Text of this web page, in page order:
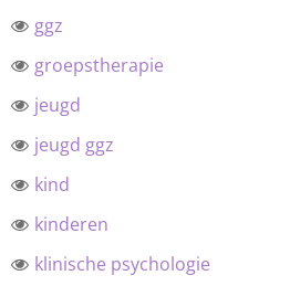
ggz
groepstherapie
jeugd
jeugd ggz
kind
kinderen
klinische psychologie